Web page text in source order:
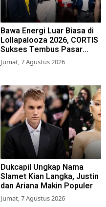
Bawa Energi Luar Biasa di
Lollapalooza 2026, CORTIS
Sukses Tembus Pasar
Musik Global
Jumat, 7 Agustus 2026
Dukcapil Ungkap Nama
Slamet Kian Langka, Justin
dan Ariana Makin Populer
Jumat, 7 Agustus 2026